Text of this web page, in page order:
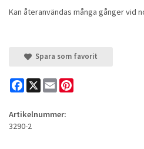
Kan återanvändas många gånger vid
Spara som favorit
Facebook
X Email
Artikelnummer:
3290-2